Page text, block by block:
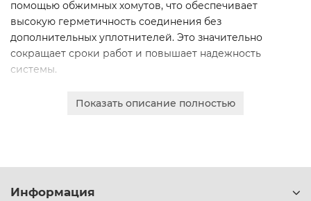
помощью обжимных хомутов, что обеспечивает
высокую герметичность соединения без
дополнительных уплотнителей. Это значительно
сокращает сроки работ и повышает надежность
системы.
шаровидным графитом (ВЧШГ), что гарантирует
Мы предлагаем гибкие условия для юридических лиц
Показать описание полностью
Информация